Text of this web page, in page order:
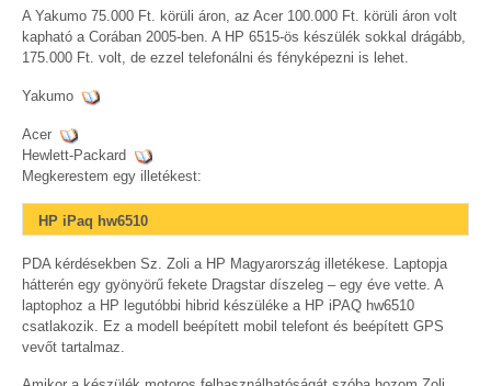
A Yakumo 75.000 Ft. körüli áron, az Acer 100.000 Ft. körüli áron volt
kapható a Corában 2005-ben. A HP 6515-ös készülék sokkal drágább,
175.000 Ft. volt, de ezzel telefonálni és fényképezni is lehet.
Yakumo
Acer
Hewlett-Packard
Megkerestem egy illetékest:
HP iPaq hw6510
PDA kérdésekben Sz. Zoli a HP Magyarország illetékese. Laptopja
hátterén egy gyönyörű fekete Dragstar díszeleg – egy éve vette. A
laptophoz a HP legutóbbi hibrid készüléke a HP iPAQ hw6510
csatlakozik. Ez a modell beépített mobil telefont és beépített GPS
vevőt tartalmaz.